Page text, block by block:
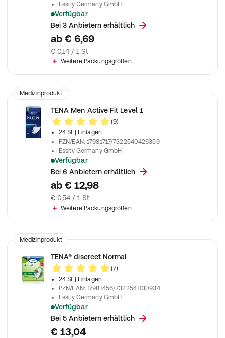
Essity Germany GmbH
Verfügbar
Große Feuchttücher zur Reinigung bei Inkontinenz
Bei 3 Anbietern erhältlich
ab € 6,69
€ 0,14 / 1 St
Weitere Packungsgrößen
Medizinprodukt
TENA Men Active Fit Level 1
(9)
24 St
| Einlagen
PZN/EAN:17981717/7322540426359
Essity Germany GmbH
Verfügbar
Einlage für Männer zur Anwendung bei leichter Inkontinenz
Bei 6 Anbietern erhältlich
ab € 12,98
€ 0,54 / 1 St
Weitere Packungsgrößen
Medizinprodukt
TENA® discreet Normal
(7)
24 St
| Einlagen
PZN/EAN:17981456/7322541130934
Essity Germany GmbH
Verfügbar
Diskrete und sichere Einlagen für mittlere Blasenschwäche
Bei 5 Anbietern erhältlich
€ 13,04